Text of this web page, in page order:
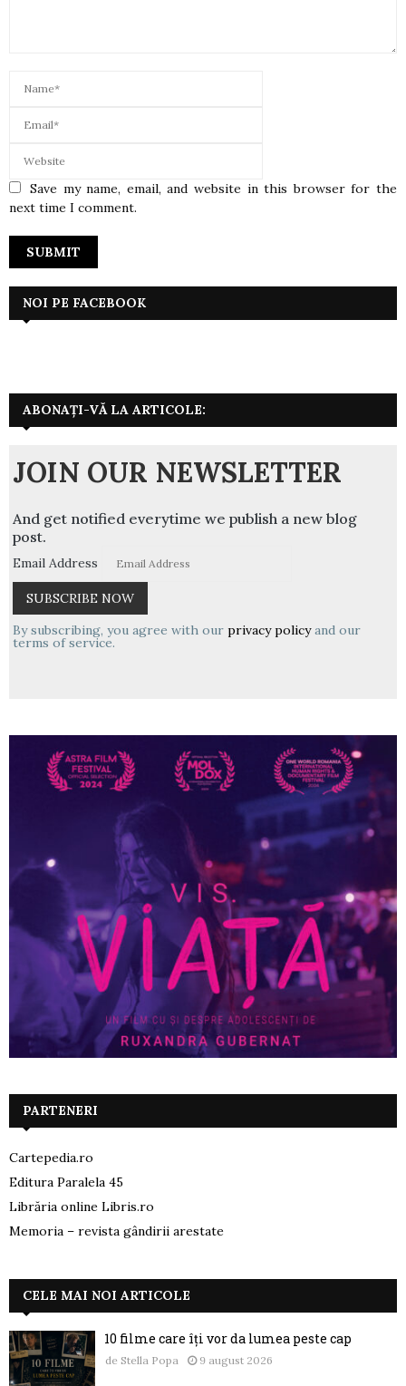
Save my name, email, and website in this browser for the
next time I comment.
NOI PE FACEBOOK
ABONAȚI-VĂ LA ARTICOLE:
JOIN OUR NEWSLETTER
And get notified everytime we publish a new blog
post.
Email Address
By subscribing, you agree with our privacy policyand our
terms of service.
PARTENERI
Cartepedia.ro
Editura Paralela 45
Librăria online Libris.ro
Memoria – revista gândirii arestate
CELE MAI NOI ARTICOLE
10 filme care îți vor da lumea peste cap
de Stella Popa 9 august 2026